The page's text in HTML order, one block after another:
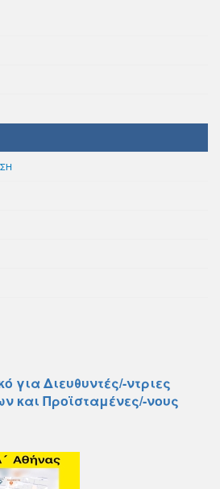
για Διευθυντές/-ντριες
και Προϊσταμένες/-νους